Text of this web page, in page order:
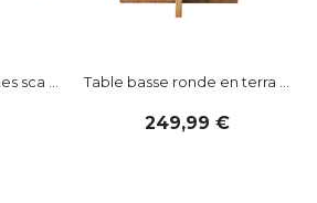
sca ... Table basse ronde en terra ...
249,99